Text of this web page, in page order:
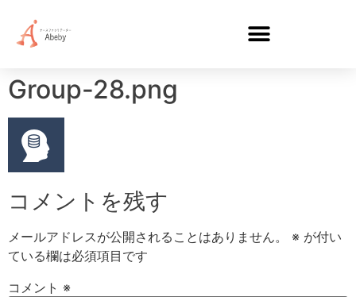
Group-28.png
コメントを残す
メールアドレスが公開されることはありません。 ※ が付い
ている欄は必須項目です
コメント ※